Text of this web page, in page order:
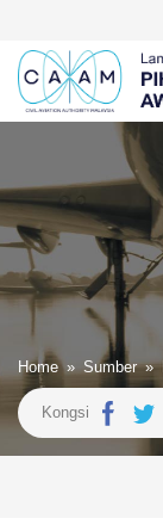
Home » Sumber »
Kongsi